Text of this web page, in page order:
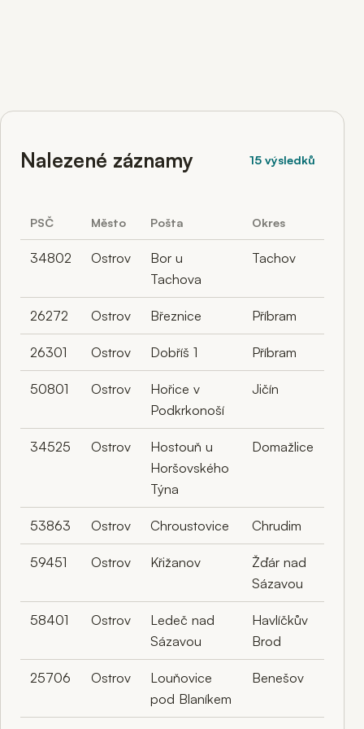
Nalezené záznamy 15 výsledků
PSČ Město Pošta Okres
34802 Ostrov
Bor u
Tachova
Tachov
26272 Ostrov Březnice Příbram
26301 Ostrov Dobříš 1 Příbram
50801 Ostrov
Hořice v
Podkrkonoší
Jičín
34525 Ostrov
Hostouň u
Horšovského
Týna
Domažlice
53863 Ostrov Chroustovice Chrudim
59451 Ostrov Křižanov
Žďár nad
Sázavou
58401 Ostrov
Ledeč nad
Sázavou
Havlíčkův
Brod
25706 Ostrov
Louňovice
pod Blaníkem
Benešov